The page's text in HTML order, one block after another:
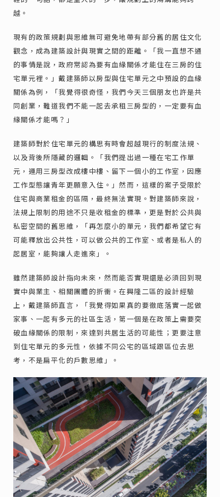
越。
現有的政策規劃與思維無可避免地帶有部分舊的居住文化
觀念，成為建築設計與現實之間的距離。「我一直想不通
的事情是說，政府常認為要有血緣關係才能住在三房的住
宅單元裡。」戴建築師以房型與住宅單元之中預設的血緣
關係為例，「我覺得很奇怪，我們今天三個朋友也許是共
同創業，難道我們不能一起去承租三房型的，一定要有血
緣關係才能嗎？」
建築師對於住宅單元的構思有時會超越現行的制度法規、
以及背後所隱藏的邏輯。「我們提出過一種在宅工作單
元，運用三房型改成樓中樓、留下一個小的工作室，因應
工作型態讓青年更願意入住。」然而，這樣的案子受限於
住宅與商業租金的區隔，最終無法實現。對建築師來說，
法規上限制的用途不只是收租金的標準，更是對於公共與
私密空間的舊思維，「再怎麼小的單元，我們都希望它有
可能釋放出公共性，可以做公共的工作室、或者是私人的
起居室，能夠讓人走進來」。
雖然建築師設計指向未來，然而能否實現還是必須回到現
實中與業主、相關團體的折衝。在興隆二區的設計經驗
上，戴建築師直言，「我覺得如果真的要徹底落實一起做
家事、一起有多元的社區生活，第一個是在政策上需要突
破血緣關係的限制，來達到共居生活的可能性；更要注意
到住宅單元的多元性，依據不同公宅的區域跟區位去思
考，不是扁平化的戶數思維」。